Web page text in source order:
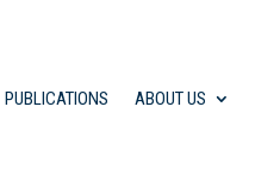
PUBLICATIONS ABOUT US